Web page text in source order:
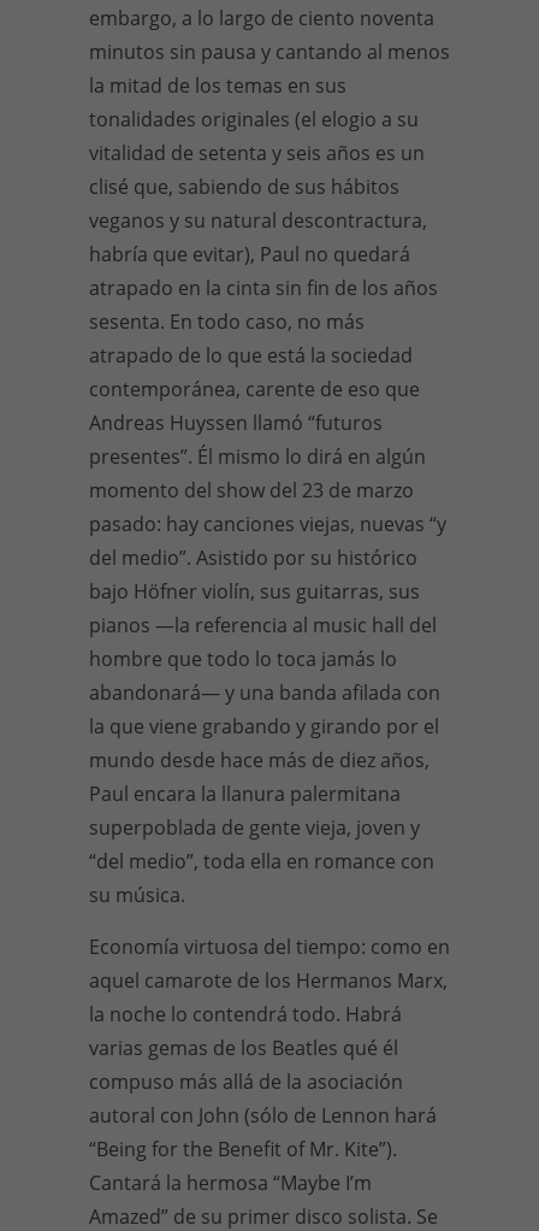
embargo, a lo largo de ciento noventa
minutos sin pausa y cantando al menos
la mitad de los temas en sus
tonalidades originales (el elogio a su
vitalidad de setenta y seis años es un
clisé que, sabiendo de sus hábitos
veganos y su natural descontractura,
habría que evitar), Paul no quedará
atrapado en la cinta sin fin de los años
sesenta. En todo caso, no más
atrapado de lo que está la sociedad
contemporánea, carente de eso que
Andreas Huyssen llamó “futuros
presentes”. Él mismo lo dirá en algún
momento del show del 23 de marzo
pasado: hay canciones viejas, nuevas “y
del medio”. Asistido por su histórico
bajo Höfner violín, sus guitarras, sus
pianos —la referencia al music hall del
hombre que todo lo toca jamás lo
abandonará— y una banda afilada con
la que viene grabando y girando por el
mundo desde hace más de diez años,
Paul encara la llanura palermitana
superpoblada de gente vieja, joven y
“del medio”, toda ella en romance con
su música.
Economía virtuosa del tiempo: como en
aquel camarote de los Hermanos Marx,
la noche lo contendrá todo. Habrá
varias gemas de los Beatles qué él
compuso más allá de la asociación
autoral con John (sólo de Lennon hará
“Being for the Benefit of Mr. Kite”).
Cantará la hermosa “Maybe I’m
Amazed” de su primer disco solista. Se